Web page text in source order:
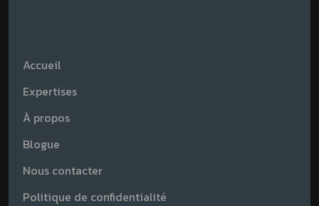
Accueil
Expertises
À propos
Blogue
Nous contacter
Politique de confidentialité